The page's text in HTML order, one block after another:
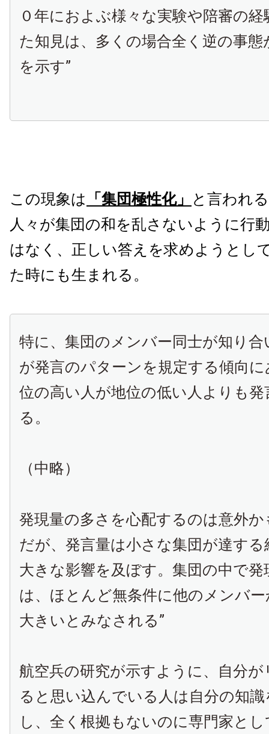
０年におよぶ様々な実験や陪審の
た知見は、多くの場合全く逆の事
を示す”
この現象は 「集団極性化」 と言われ
人々が集団の和を乱さないように行
はなく、正しい答えを求めようとし
た時にも生まれる。
特に、集団のメンバー同士が知り
が発言のパターンを規定する傾向
位の高い人が地位の低い人よりも
る。
（中略）
発現量の多さを心配するのは意外
だが、発言量は小さな集団が達す
大きな影響を及ぼす。集団の中で発
は、ほとんど無条件に他のメンバ
大きいとみなされる”
航空兵の研究が示すように、自分
ると思い込んでいる人は自分の知
し、全く根拠もないのに専門家と